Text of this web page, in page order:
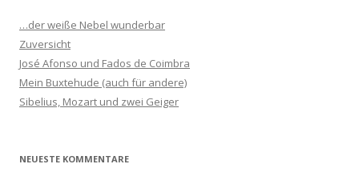
n
a
c
h
…der weiße Nebel wunderbar
Zuversicht
José Afonso und Fados de Coimbra
Mein Buxtehude (auch für andere)
Sibelius, Mozart und zwei Geiger
NEUESTE KOMMENTARE